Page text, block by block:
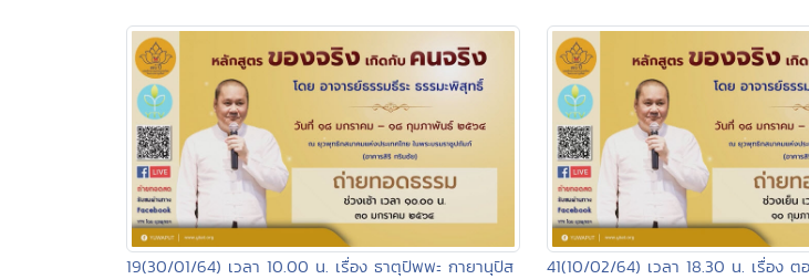
19(30/01/64) เวลา 10.00 น. เรื่อง ธาตุปัพพะ กายานุปัส
41(10/02/64) เวลา 18.30 น. เรื่อง